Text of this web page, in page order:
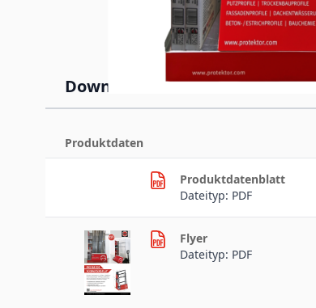
Downloads
Produktdaten
Produktdatenblatt
Dateityp: PDF
Flyer
Dateityp: PDF